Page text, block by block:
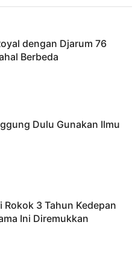
dengan Djarum 76
Berbeda
Dulu Gunakan Ilmu
3 Tahun Kedepan
Ini Diremukkan